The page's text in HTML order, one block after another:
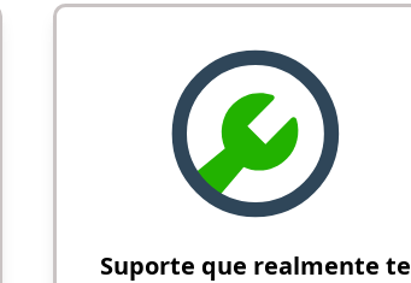
Suporte que realmente te